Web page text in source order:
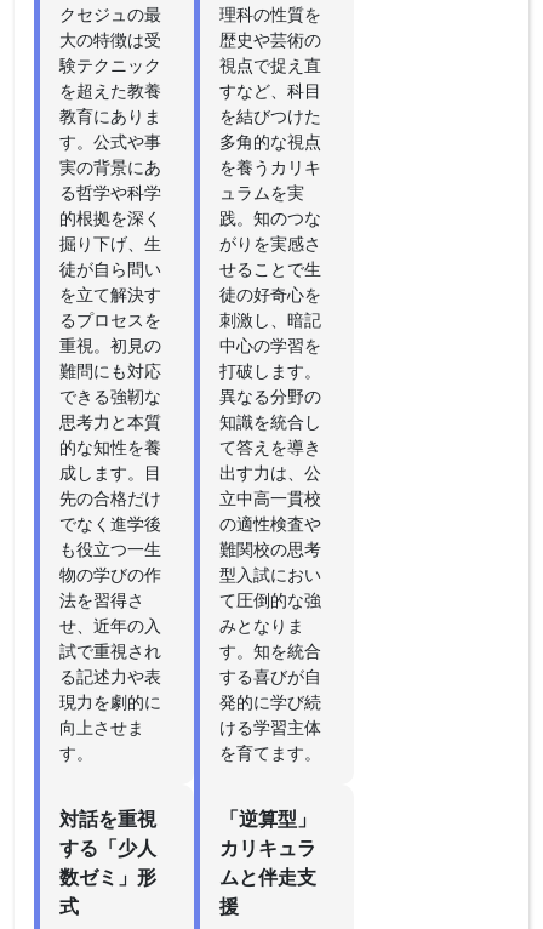
クセジュの最
大の特徴は受
験テクニック
を超えた教養
教育にありま
す。公式や事
実の背景にあ
る哲学や科学
的根拠を深く
掘り下げ、生
徒が自ら問い
を立て解決す
るプロセスを
重視。初見の
難問にも対応
できる強靭な
思考力と本質
的な知性を養
成します。目
先の合格だけ
でなく進学後
も役立つ一生
物の学びの作
法を習得さ
せ、近年の入
試で重視され
る記述力や表
現力を劇的に
向上させま
す。
理科の性質を
歴史や芸術の
視点で捉え直
すなど、科目
を結びつけた
多角的な視点
を養うカリキ
ュラムを実
践。知のつな
がりを実感さ
せることで生
徒の好奇心を
刺激し、暗記
中心の学習を
打破します。
異なる分野の
知識を統合し
て答えを導き
出す力は、公
立中高一貫校
の適性検査や
難関校の思考
型入試におい
て圧倒的な強
みとなりま
す。知を統合
する喜びが自
発的に学び続
ける学習主体
を育てます。
対話を重視
する「少人
数ゼミ」形
式
「逆算型」
カリキュラ
ムと伴走支
援